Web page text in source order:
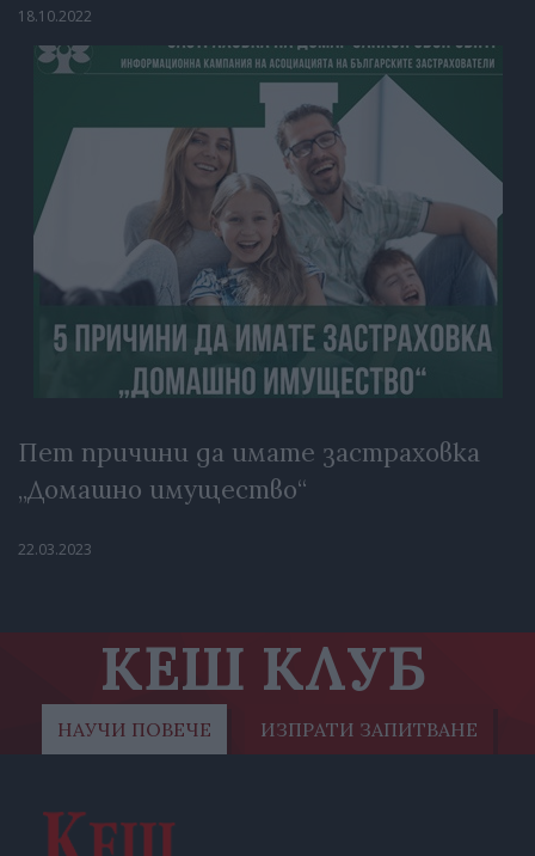
18.10.2022
Пет причини да имате застраховка
„Домашно имущество“
22.03.2023
КЕШ КЛУБ
НАУЧИ ПОВЕЧЕ ИЗПРАТИ ЗАПИТВАНЕ